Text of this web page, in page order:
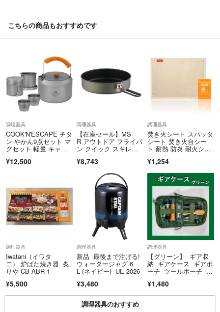
こちらサイズは、250用で宜しかったでしょうか。
また、側面(垂直部分)の寸法を教えて下さい。
- 約4年前
こちらの商品もおすすめです
調理器具
COOK'N'ESCAPE チタ
ン やかん9点セット マ
グセット 軽量 キャン
¥12,500
調理器具
【在庫セール】MS
R アウトドア フライパ
ン クイック スキレッ
¥8,743
調理器具
焚き火シート スパッタ
シート 焚き火台シー
ト 耐熱 防炎 耐火シー
¥1,254
調理器具
Iwatani（イワタ
ニ） 炉ばた焼き器 炙
りや CB-ABR-1
¥5,500
調理器具
新品 最後まで注げる!
ウォータージャグ 6
L (ネイビー) UE-2026
¥3,480
調理器具
【グリーン】 ギア収
納 ギアケース ギアポ
ーチ ツールポーチ オ
¥1,480
調理器具のおすすめ